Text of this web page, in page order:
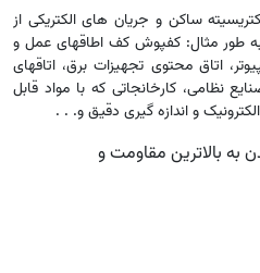
ساکن و جریان های الکتریکی از
طور مثال: کفپوش کف اطاقهای عمل و
اتاق محتوی تجهیزات برق، اتاقهای
نظامی، کارخانجاتی که با مواد قابل
و اندازه گیری دقیق و. . .
بالاترین مقاومت و